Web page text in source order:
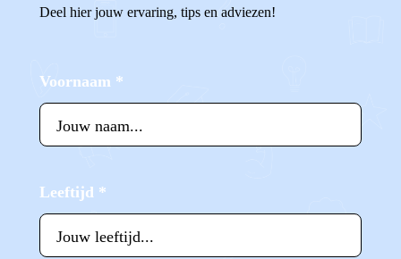
Deel hier jouw ervaring, tips en adviezen!
Voornaam *
Leeftijd *